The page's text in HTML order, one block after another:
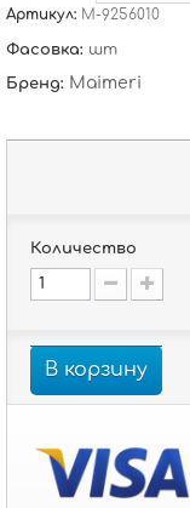
Артикул: M-9256010
Фасовка: шт
Бренд: Maimeri
Количество
В корзину